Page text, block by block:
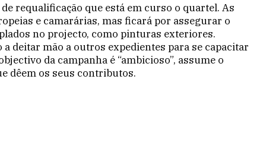
requalificação que está em curso o quartel. As
e cama­rárias, mas ficará por assegurar o
no projecto, como pinturas exteriores.
deitar mão a outros expedientes para se capacitar
da campanha é “ambicioso”, assume o
dêem os seus contributos.